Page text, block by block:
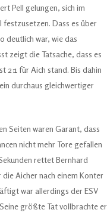
Pell gelungen, sich im
Dass es über
deutlich war, wie das
zeigt die Tatsache, dass es
2:1 für Aich stand. Bis dahin
durchaus gleichwertiger
Seiten waren Garant, dass
nicht mehr Tore gefallen
rettet Bernhard
Aicher nach einem Konter
war allerdings der ESV
größte Tat vollbrachte er